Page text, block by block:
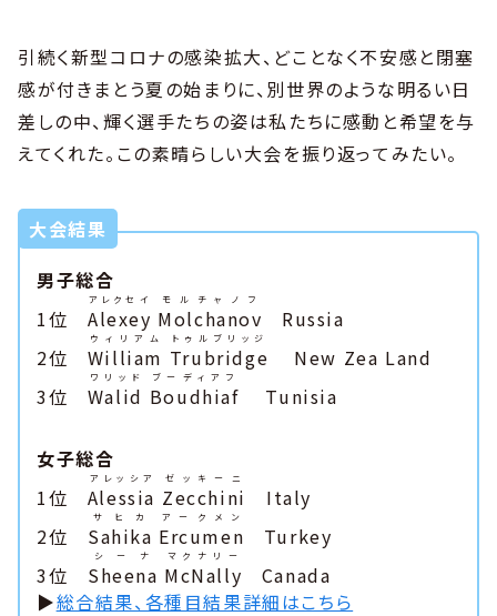
引続く新型コロナの感染拡大、どことなく不安感と閉塞
感が付きまとう夏の始まりに、別世界のような明るい日
差しの中、輝く選手たちの姿は私たちに感動と希望を与
えてくれた。この素晴らしい大会を振り返ってみたい。
大会結果
男子総合
1位 Alexey
アレクセイ
Molchanov
モルチャノフ
Russia
2位 William
ウィリアム
Trubridge
トゥルブリッジ
New Zea Land
3位 Walid
ワリッド
Boudhiaf
ブーディアフ
Tunisia
女子総合
1位 Alessia
アレッシア
Zecchini
ゼッキーニ
Italy
2位 Sahika
サヒカ
Ercumen
アークメン
Turkey
3位 Sheena
シーナ
McNally
マクナリー
Canada
▶︎総合結果、各種目結果詳細はこちら